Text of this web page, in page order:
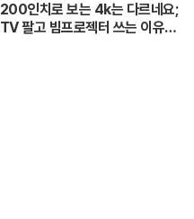
200인치로 보는 4k는 다르네요;
TV 팔고 빔프로젝터 쓰는 이유